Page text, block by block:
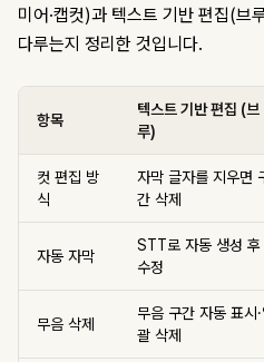
미어·캡컷)과 텍스트 기반 편집(브
다루는지 정리한 것입니다.
항목
텍스트 기반 편집 (브
루)
컷 편집 방
식
자막 글자를 지우면
간 삭제
자동 자막
STT로 자동 생성 후
수정
무음 삭제
무음 구간 자동 표시·
괄 삭제